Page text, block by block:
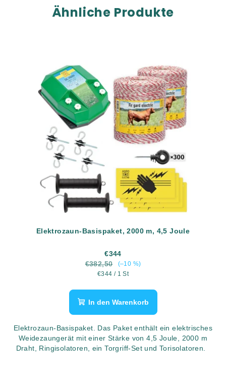
Ähnliche Produkte
Elektrozaun-Basispaket, 2000 m, 4,5 Joule
€344
€382,50
(–10 %)
Verkaufspreis:
€344 / 1 St
In den Warenkorb
Elektrozaun-Basispaket. Das Paket enthält ein elektrisches
Weidezaungerät mit einer Stärke von 4,5 Joule, 2000 m
Draht, Ringisolatoren, ein Torgriff-Set und Torisolatoren.